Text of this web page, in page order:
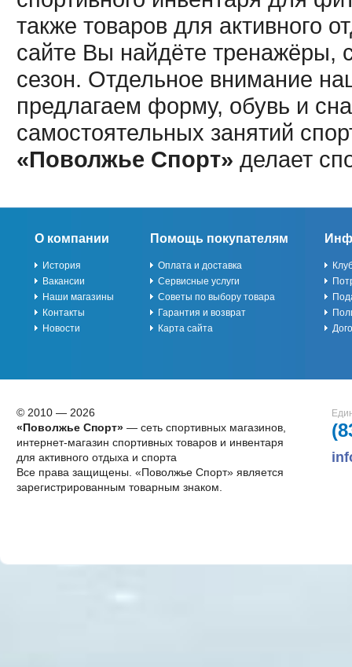
также товаров для активного
сайте Вы найдёте тренажёры,
сезон. Отдельное внимание
предлагаем форму, обувь и
самостоятельных занятий
«Поволжье Спорт» делает
О компании
История
Вакансии
Наши магазины
Контакты
Новости
Помощь покупателям
Оплата и доставка
Сервисные услуги
Советы по выбору товара
Гарантия и возврат
Карта сайта
© 2010 — 2026
«Поволжье Спорт»— сеть спортивных магазинов,
интернет-магазин спортивных товаров и инвентаря
для активного отдыха и спорта
Все права защищены. «Поволжье Спорт» является
зарегистрированным товарным знаком.